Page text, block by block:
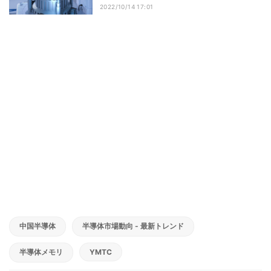
2022/10/14 17:01
中国半導体 半導体市場動向 - 最新トレンド
半導体メモリ YMTC